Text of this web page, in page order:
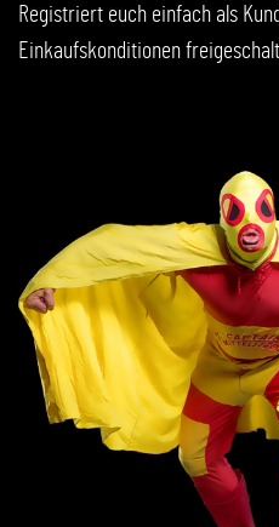
Registriert euch einfach als
Einkaufskonditionen